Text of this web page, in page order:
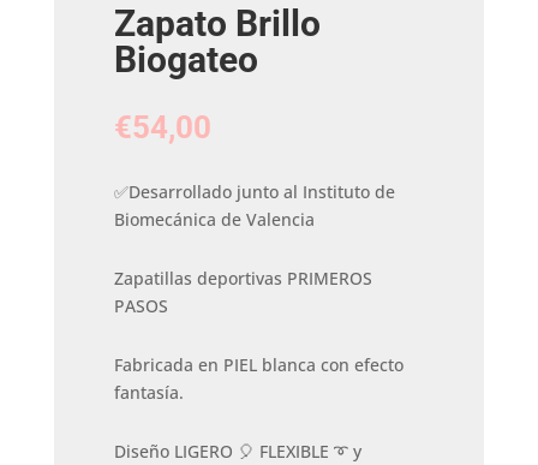
Zapato Brillo
Biogateo
€54,00
✅Desarrollado junto al Instituto de
Biomecánica de Valencia
Zapatillas deportivas PRIMEROS
PASOS
Fabricada en PIEL blanca con efecto
fantasía.
Diseño LIGERO 🎈 FLEXIBLE ➰ y